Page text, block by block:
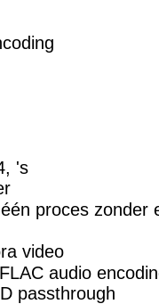
's
proces zonder
video
audio
passthrough